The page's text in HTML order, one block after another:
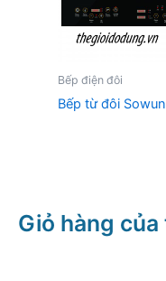
Bếp điện đôi
Bếp từ đôi
Giỏ hàng của